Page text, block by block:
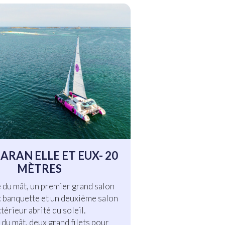
ELLE ET EUX- 20
MÈTRES
mât, un premier grand salon
banquette et un deuxième salon
abrité du soleil.
du mât, deux grand filets pour